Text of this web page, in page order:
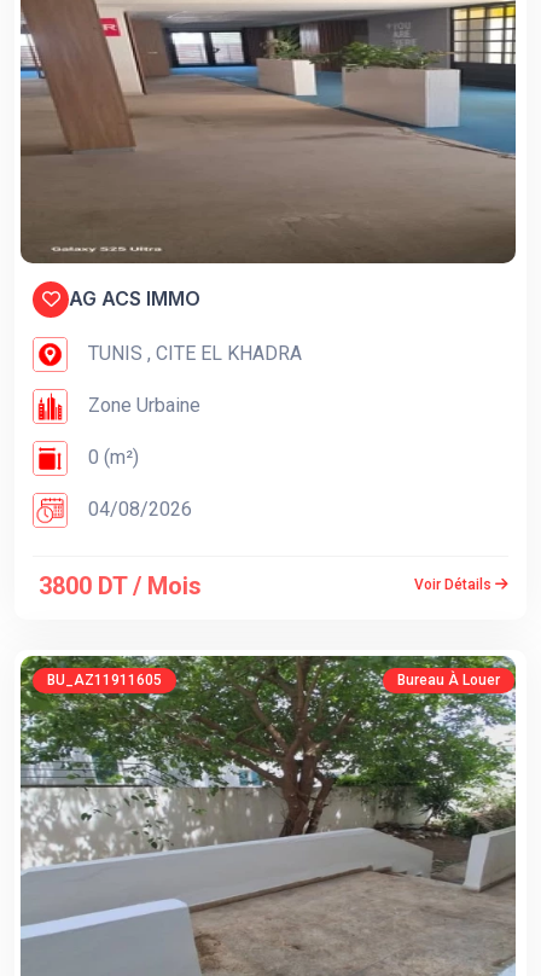
AG ACS IMMO
TUNIS , CITE EL KHADRA
Zone Urbaine
0 (m²)
04/08/2026
3800 DT / Mois Voir Détails
BU_AZ11911605 Bureau À Louer